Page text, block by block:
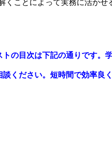
くことによって実務に活か
の目次は下記の通りです。
ください。短時間で効率良